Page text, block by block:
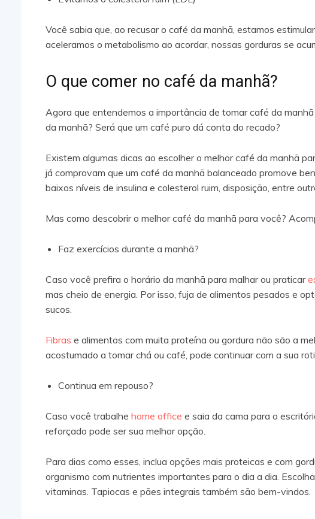
Você sabia que, ao recusar o café da manhã, estamos
aceleramos o metabolismo ao acordar, nossas gorduras se
O que comer no café da manhã?
Agora que entendemos a importância de tomar café da
da manhã? Será que um café puro dá conta do recado?
Existem algumas dicas ao escolher o melhor café da manhã
já comprovam que um café da manhã balanceado promove
baixos níveis de insulina e colesterol ruim, disposição, entre
Mas como descobrir o melhor café da manhã para você?
Faz exercícios durante a manhã?
Caso você prefira o horário da manhã para malhar ou praticar
mas cheio de energia. Por isso, fuja de alimentos pesados e
sucos.
Fibras e alimentos com muita proteína ou gordura não são a
acostumado a tomar chá ou café, pode continuar com a sua
Continua em repouso?
Caso você trabalhe home office e saia da cama para o
reforçado pode ser sua melhor opção.
Para dias como esses, inclua opções mais proteicas e com
organismo com nutrientes importantes para o dia a dia.
vitaminas. Tapiocas e pães integrais também são bem-vindos.